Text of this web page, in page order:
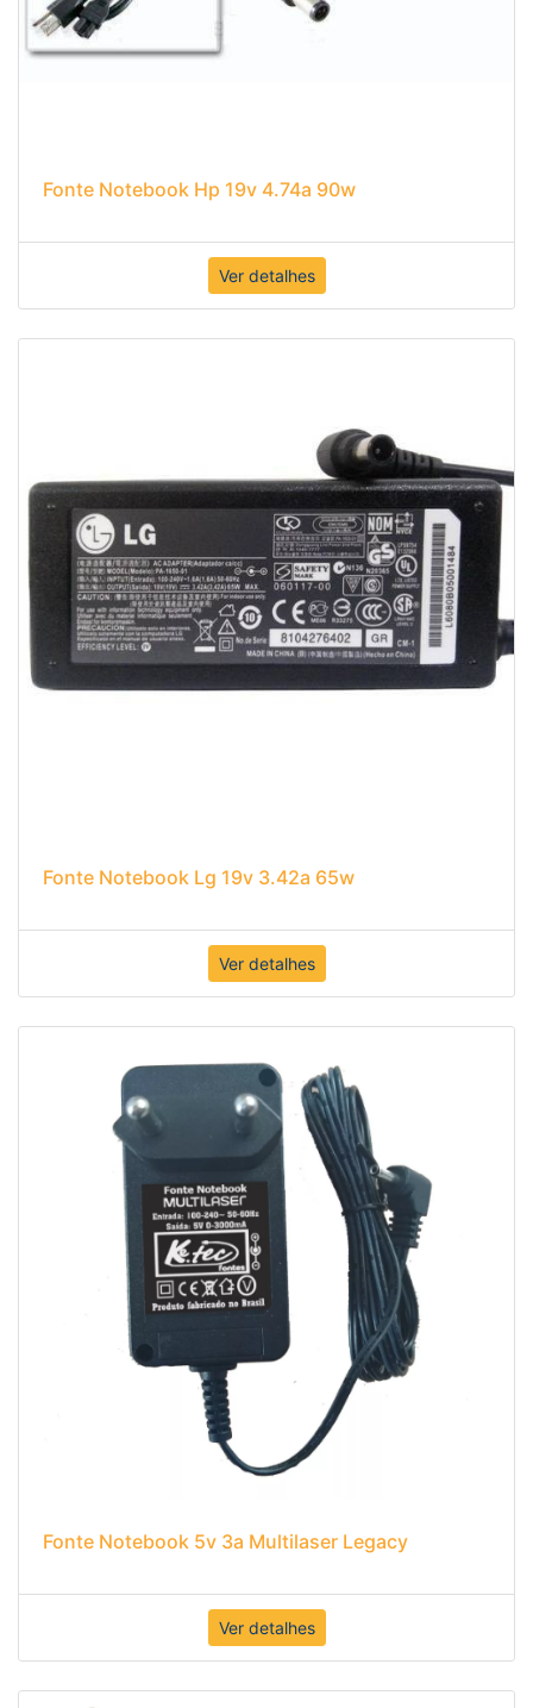
Fonte Notebook Hp 19v 4.74a 90w
Ver detalhes
Fonte Notebook Lg 19v 3.42a 65w
Ver detalhes
Fonte Notebook 5v 3a Multilaser Legacy
Ver detalhes